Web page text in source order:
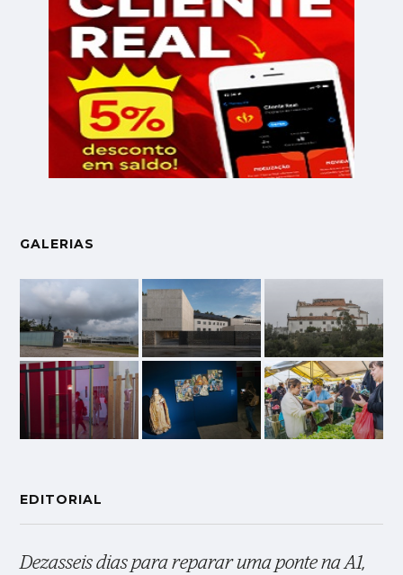
GALERIAS
EDITORIAL
Dezasseis dias para reparar uma ponte na A1,